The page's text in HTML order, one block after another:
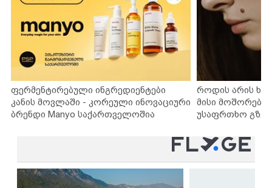
ფერმენტირებული ინგრედიენტები
კანის მოვლაში - კორეული ინოვაციური
ბრენდი Manyo საქართველოშია
როდის არის
მისი
უსაფრთხო